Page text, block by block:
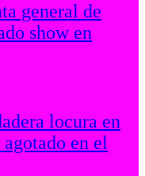
general de
show en
locura en
en el